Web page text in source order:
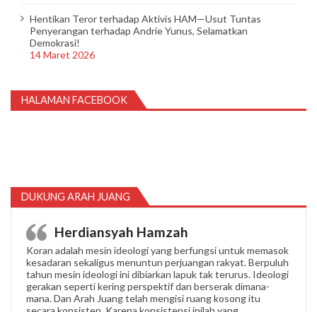
Hentikan Teror terhadap Aktivis HAM—Usut Tuntas
Penyerangan terhadap Andrie Yunus, Selamatkan
Demokrasi!
14 Maret 2026
HALAMAN FACEBOOK
DUKUNG ARAH JUANG
Herdiansyah Hamzah
Koran adalah mesin ideologi yang berfungsi untuk memasok
kesadaran sekaligus menuntun perjuangan rakyat. Berpuluh
tahun mesin ideologi ini dibiarkan lapuk tak terurus. Ideologi
gerakan seperti kering perspektif dan berserak dimana-
mana. Dan Arah Juang telah mengisi ruang kosong itu